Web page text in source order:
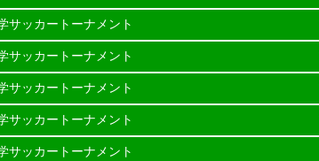
サッカートーナメント
サッカートーナメント
サッカートーナメント
サッカートーナメント
サッカートーナメント